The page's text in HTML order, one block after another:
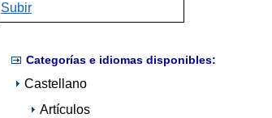
Subir
Categorías e idiomas disponibles:
Castellano
Artículos